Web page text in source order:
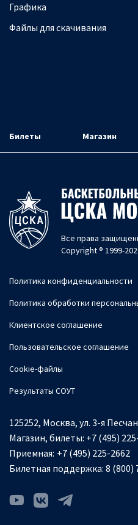
Графика
Файлы для скачивания
Билеты Магазин
Все права
Copyright ® 1999-
Политика конфиденциальности
Политика обработки
Клиентское соглашение
Пользовательское соглашение
Cookie-файлы
Результаты СОУТ
125252, Москва, ул. 3-я
Магазин, билеты: +7 (495)
Приемная: +7 (495) 225-2662
Билетная поддержка: 8 (800)